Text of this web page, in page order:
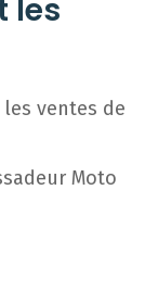
les
les ventes de
Moto